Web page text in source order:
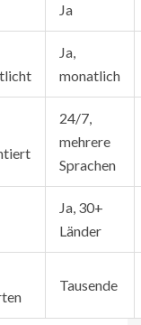
Ja
Ja,
monatlich
24/7,
mehrere
Sprachen
Ja, 30+
Länder
Tausende